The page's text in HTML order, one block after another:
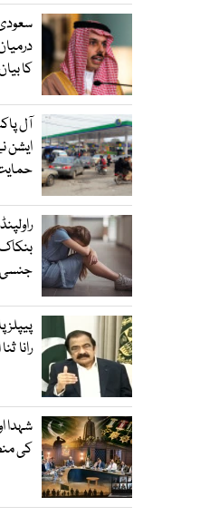
کا
آل
ایشن
جنسی
پیپلز
رانا
شہدا
کی منظوری، 78